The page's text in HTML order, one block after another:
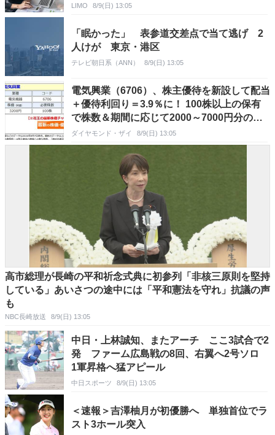
LIMO 8/9(日) 13:05
「眠かった」 表参道交差点で当て逃げ 2
人けが 東京・港区
テレビ朝日系（ANN） 8/9(日) 13:05
電気興業（6706）、株主優待を新設して配当
＋優待利回り＝3.9％に！ 100株以上の保有
で株数＆期間に応じて2000～7000円分のカ
タログギフトがもらえる！
ダイヤモンド・ザイ 8/9(日) 13:05
高市総理が長崎の平和祈念式典に初参列「非核三原則を堅持
している」あいさつの途中には「平和憲法を守れ」抗議の声
も
NBC長崎放送 8/9(日) 13:05
中日・上林誠知、またアーチ ここ3試合で2
発 ファーム広島戦の8回、右翼へ2号ソロ
1軍昇格へ猛アピール
中日スポーツ 8/9(日) 13:05
＜速報＞吉澤柚月が初優勝へ 単独首位でラ
スト3ホール突入